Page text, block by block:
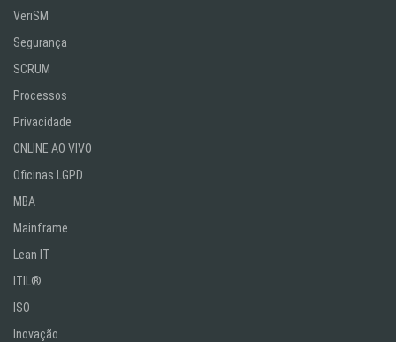
VeriSM
Segurança
SCRUM
Processos
Privacidade
ONLINE AO VIVO
Oficinas LGPD
MBA
Mainframe
Lean IT
ITIL®
ISO
Inovação